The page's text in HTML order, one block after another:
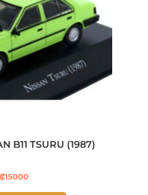
B11 TSURU (1987)
₡15000